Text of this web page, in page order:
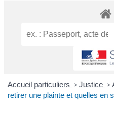
Accueil particuliers > Justice >
retirer une plainte et quelles en